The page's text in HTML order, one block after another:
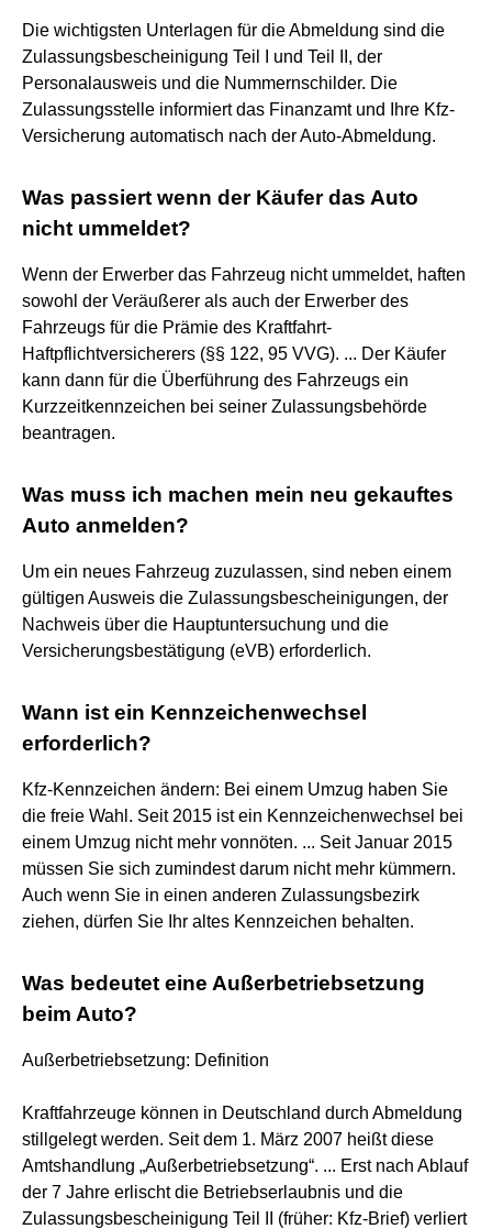
Die wichtigsten Unterlagen für die Abmeldung sind die
Zulassungsbescheinigung Teil I und Teil II, der
Personalausweis und die Nummernschilder. Die
Zulassungsstelle informiert das Finanzamt und Ihre Kfz-
Versicherung automatisch nach der Auto-Abmeldung.
Was passiert wenn der Käufer das Auto
nicht ummeldet?
Wenn der Erwerber das Fahrzeug nicht ummeldet, haften
sowohl der Veräußerer als auch der Erwerber des
Fahrzeugs für die Prämie des Kraftfahrt-
Haftpflichtversicherers (§§ 122, 95 VVG). ... Der Käufer
kann dann für die Überführung des Fahrzeugs ein
Kurzzeitkennzeichen bei seiner Zulassungsbehörde
beantragen.
Was muss ich machen mein neu gekauftes
Auto anmelden?
Um ein neues Fahrzeug zuzulassen, sind neben einem
gültigen Ausweis die Zulassungsbescheinigungen, der
Nachweis über die Hauptuntersuchung und die
Versicherungsbestätigung (eVB) erforderlich.
Wann ist ein Kennzeichenwechsel
erforderlich?
Kfz-Kennzeichen ändern: Bei einem Umzug haben Sie
die freie Wahl. Seit 2015 ist ein Kennzeichenwechsel bei
einem Umzug nicht mehr vonnöten. ... Seit Januar 2015
müssen Sie sich zumindest darum nicht mehr kümmern.
Auch wenn Sie in einen anderen Zulassungsbezirk
ziehen, dürfen Sie Ihr altes Kennzeichen behalten.
Was bedeutet eine Außerbetriebsetzung
beim Auto?
Außerbetriebsetzung: Definition
Kraftfahrzeuge können in Deutschland durch Abmeldung
stillgelegt werden. Seit dem 1. März 2007 heißt diese
Amtshandlung „Außerbetriebsetzung“. ... Erst nach Ablauf
der 7 Jahre erlischt die Betriebserlaubnis und die
Zulassungsbescheinigung Teil II (früher: Kfz-Brief) verliert